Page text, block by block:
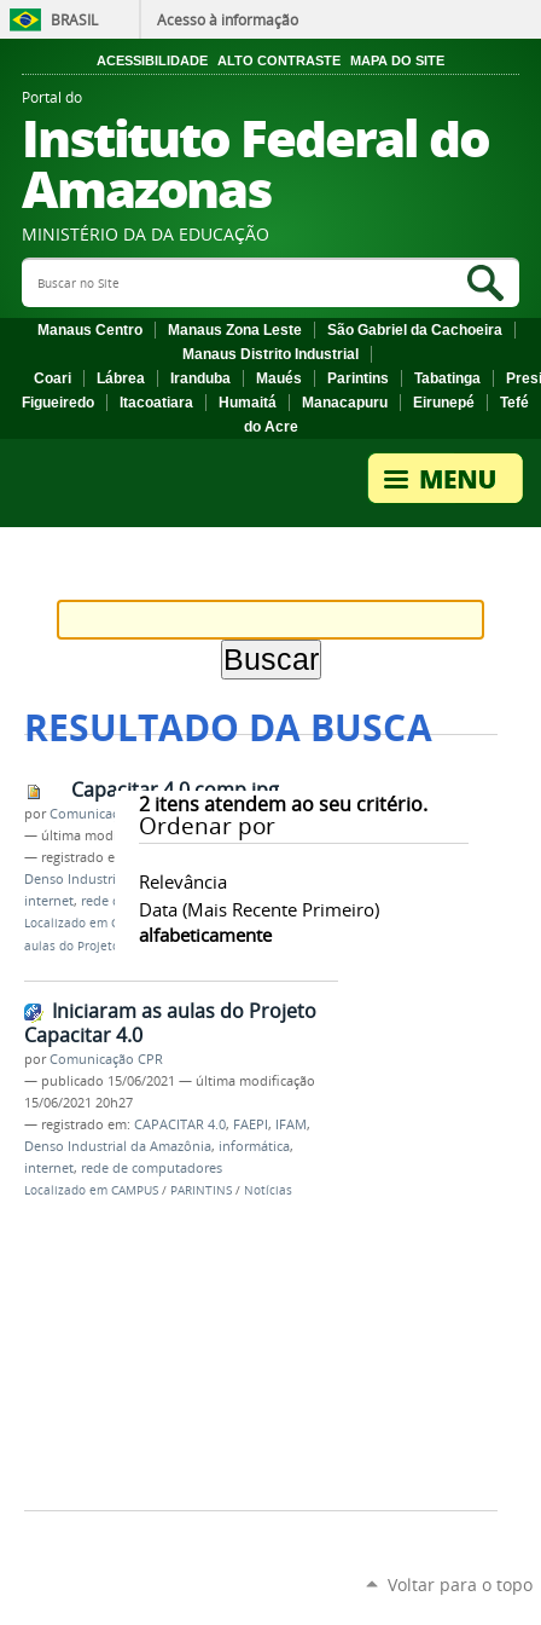
BRASIL Acesso à informação
ACESSIBILIDADE ALTO CONTRASTE MAPA DO SITE
Portal do
Instituto Federal do
Amazonas
MINISTÉRIO DA DA EDUCAÇÃO
Search Site
Manaus Centro Manaus Zona Leste
São Gabriel da Cachoeira
Manaus Distrito Industrial
Coari
Lábrea Iranduba Maués Parintins Tabatinga
Figueiredo
Itacoatiara Humaitá Manacapuru Eirunepé
Tefé
do Acre
RESULTADO DA BUSCA
2itens atendem ao seu critério.
Ordenar por
Relevância
Data (mais Recente Primeiro)
alfabeticamente
Capacitar 4.0 comp.jpg
porComunicação CPR
— última modificação15/06/2021 20h18
— registrado em:
Denso Industrial da Amazônia,informática
internet, rede de computadores
Localizado em CAMPUS /
aulas do Projeto Capacitar 4.0
Iniciaram as aulas do Projeto
Capacitar 4.0
porComunicação CPR
— publicado 15/06/2021 — última modificação
15/06/2021 20h27
— registrado em: CAPACITAR 4.0, FAEPI, IFAM,
Denso Industrial da Amazônia, informática,
internet, rede de computadores
Localizado em CAMPUS / PARINTINS / Notícias
Voltar para o topo